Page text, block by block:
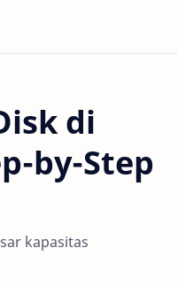
di
by-Step
kapasitas